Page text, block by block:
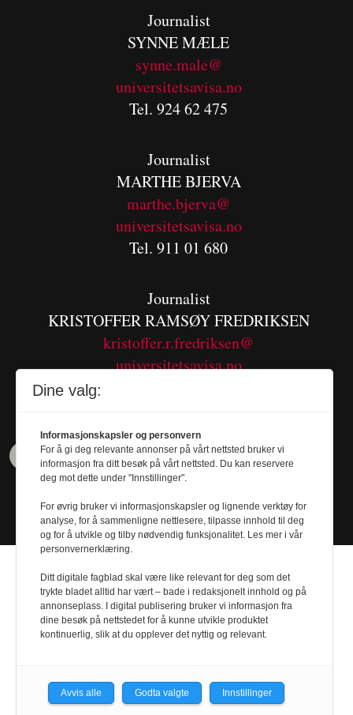
Journalist
SYNNE MÆLE
synne.male@
universitetsavisa.no
Tel. 924 62 475
Journalist
MARTHE BJERVA
marthe.bjerva@
universitetsavisa.no
Tel. 911 01 680
Journalist
KRISTOFFER RAMSØY FREDRIKSEN
kristoffer.r.fredriksen@
universitetsavisa.no
Design byNordström Design- Powered by
Dine valg:
Informasjonskapsler og personvern
For å gi deg relevante annonser på vårt nettsted bruker vi
informasjon fra ditt besøk på vårt nettsted. Du kan reservere
deg mot dette under "Innstillinger".
For øvrig bruker vi informasjonskapsler og lignende verktøy for
analyse, for å sammenligne nettlesere, tilpasse innhold til deg
og for å utvikle og tilby nødvendig funksjonalitet. Les mer i vår
personvernerklæring.
Ditt digitale fagblad skal være like relevant for deg som det
trykte bladet alltid har vært – bade i redaksjonelt innhold og på
annonseplass. I digital publisering bruker vi informasjon fra
dine besøk på nettstedet for å kunne utvikle produktet
kontinuerlig, slik at du opplever det nyttig og relevant.
Avvis alle Godta valgte Innstillinger